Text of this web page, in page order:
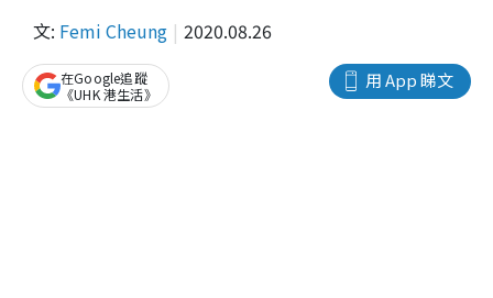
文: Femi Cheung 2020.08.26
用 App 睇文
在Google追蹤
《UHK 港生活》